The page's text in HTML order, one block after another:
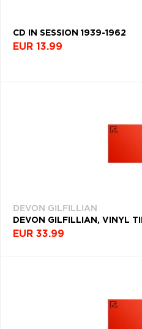
CD IN SESSION 1939-1962
EUR 13.99
DEVON GILFILLIAN
DEVON GILFILLIAN, VINYL
EUR 33.99